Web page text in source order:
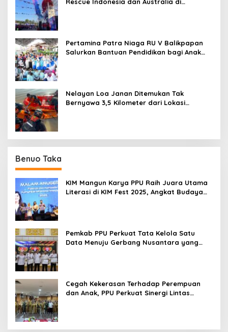
Pertamina Patra Niaga RU V Balikpapan
Salurkan Bantuan Pendidikan bagi Anak
Nelayan Loa Janan Ditemukan Tak
Bernyawa 3,5 Kilometer dari Lokasi
Benuo Taka
KIM Mangun Karya PPU Raih Juara Utama
Literasi di KIM Fest 2025, Angkat Budaya
Pemkab PPU Perkuat Tata Kelola Satu
Data Menuju Gerbang Nusantara yang
Cegah Kekerasan Terhadap Perempuan
dan Anak, PPU Perkuat Sinergi Lintas